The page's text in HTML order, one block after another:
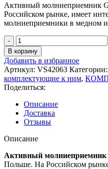
Активный молниеприемник
Российском рынке, имеет
молниеприемники в медном
Количество
товара
VS42063
Активный
молниеприемник
Gromostar
45
В корзину
Добавить в избранное
Артикул: VS42063 Категории:
комплектующие к ним,
Поделиться:
Описание
Доставка
Отзывы
Описание
Активный молниеприемник
Польше. На Российском